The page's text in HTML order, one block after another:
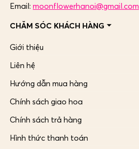
Email: moonflowerhanoi@gmail.com
CHĂM SÓC KHÁCH HÀNG
Giới thiệu
Liên hệ
Hướng dẫn mua hàng
Chính sách giao hoa
Chính sách trả hàng
Hình thức thanh toán